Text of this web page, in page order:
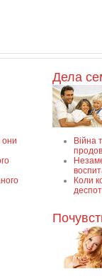
они
Дела
Війна
Коли